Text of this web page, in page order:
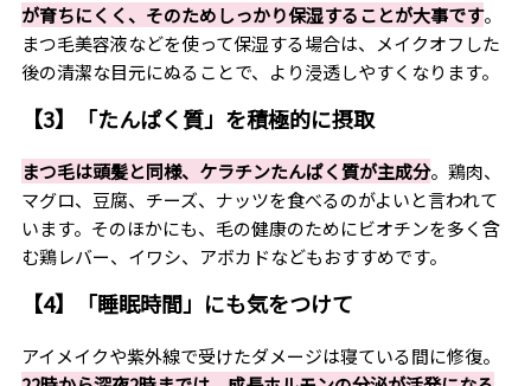
が育ちにくく、そのためしっかり保湿することが大事です。
まつ毛美容液などを使って保湿する場合は、メイクオフした
後の清潔な目元にぬることで、より浸透しやすくなります。
【3】「たんぱく質」を積極的に摂取
まつ毛は頭髪と同様、ケラチンたんぱく質が主成分。鶏肉、
マグロ、豆腐、チーズ、ナッツを食べるのがよいと言われて
います。そのほかにも、毛の健康のためにビオチンを多く含
む鶏レバー、イワシ、アボカドなどもおすすめです。
【4】「睡眠時間」にも気をつけて
アイメイクや紫外線で受けたダメージは寝ている間に修復。